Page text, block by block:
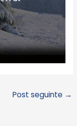
Post seguinte →